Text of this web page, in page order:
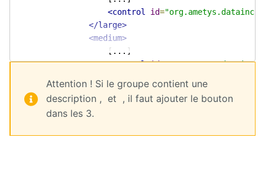
FAQ
Flipbook
Forms
<control
id=
</large>
<medium>
<control id=
<small/>
</group>
			[...]
Attention ! Si le groupe contient une
description , et , il faut ajouter le bouton
dans les 3.